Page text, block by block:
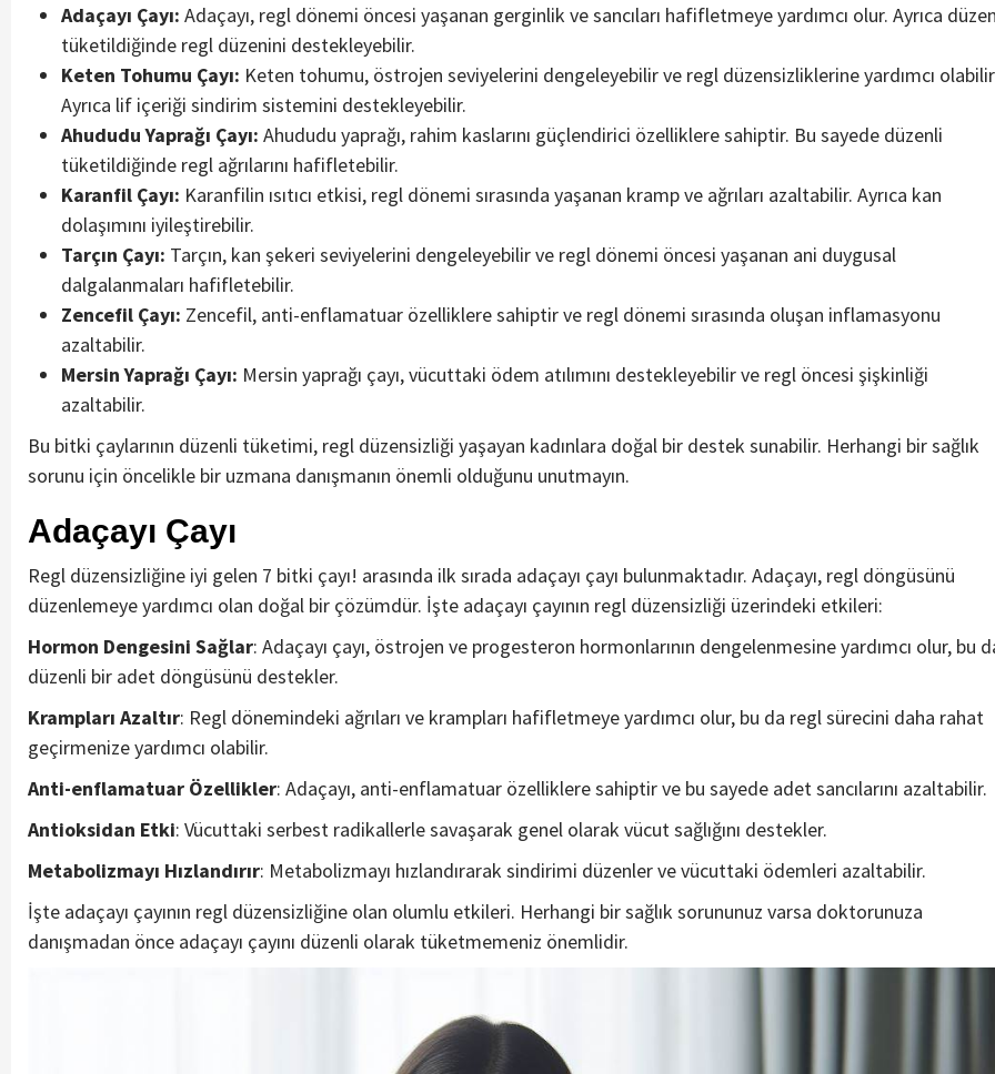
Adaçayı Çayı: Adaçayı, regl dönemi öncesi yaşanan gerginlik ve sancıları hafifletmeye yardımcı olur. Ayrıca
tüketildiğinde regl düzenini destekleyebilir.
Keten Tohumu Çayı: Keten tohumu, östrojen seviyelerini dengeleyebilir ve regl düzensizliklerine yardımcı
Ayrıca lif içeriği sindirim sistemini destekleyebilir.
Ahududu Yaprağı Çayı: Ahududu yaprağı, rahim kaslarını güçlendirici özelliklere sahiptir. Bu sayede düzenli
tüketildiğinde regl ağrılarını hafifletebilir.
Karanfil Çayı: Karanfilin ısıtıcı etkisi, regl dönemi sırasında yaşanan kramp ve ağrıları azaltabilir. Ayrıca kan
dolaşımını iyileştirebilir.
Tarçın Çayı: Tarçın, kan şekeri seviyelerini dengeleyebilir ve regl dönemi öncesi yaşanan ani duygusal
dalgalanmaları hafifletebilir.
Zencefil Çayı: Zencefil, anti-enflamatuar özelliklere sahiptir ve regl dönemi sırasında oluşan inflamasyonu
azaltabilir.
Mersin Yaprağı Çayı: Mersin yaprağı çayı, vücuttaki ödem atılımını destekleyebilir ve regl öncesi şişkinliği
azaltabilir.
Bu bitki çaylarının düzenli tüketimi, regl düzensizliği yaşayan kadınlara doğal bir destek sunabilir. Herhangi bir sağlık
sorunu için öncelikle bir uzmana danışmanın önemli olduğunu unutmayın.
Adaçayı Çayı
Regl düzensizliğine iyi gelen 7 bitki çayı! arasında ilk sırada adaçayı çayı bulunmaktadır. Adaçayı, regl döngüsünü
düzenlemeye yardımcı olan doğal bir çözümdür. İşte adaçayı çayının regl düzensizliği üzerindeki etkileri:
Hormon Dengesini Sağlar: Adaçayı çayı, östrojen ve progesteron hormonlarının dengelenmesine yardımcı olur, bu
düzenli bir adet döngüsünü destekler.
Krampları Azaltır: Regl dönemindeki ağrıları ve krampları hafifletmeye yardımcı olur, bu da regl sürecini daha rahat
geçirmenize yardımcı olabilir.
Anti-enflamatuar Özellikler: Adaçayı, anti-enflamatuar özelliklere sahiptir ve bu sayede adet sancılarını azaltabilir.
Antioksidan Etki: Vücuttaki serbest radikallerle savaşarak genel olarak vücut sağlığını destekler.
Metabolizmayı Hızlandırır: Metabolizmayı hızlandırarak sindirimi düzenler ve vücuttaki ödemleri azaltabilir.
İşte adaçayı çayının regl düzensizliğine olan olumlu etkileri. Herhangi bir sağlık sorununuz varsa doktorunuza
danışmadan önce adaçayı çayını düzenli olarak tüketmemeniz önemlidir.